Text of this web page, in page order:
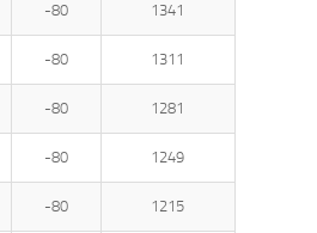
-80 1341
-80 1311
-80 1281
-80 1249
-80 1215